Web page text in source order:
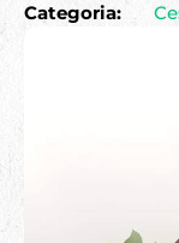
Categoria: